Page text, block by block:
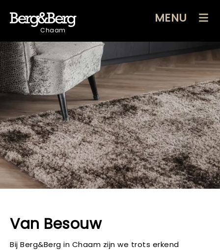
Chaam
MENU
Van Besouw
Bij Berg&Berg in Chaam zijn we trots erkend